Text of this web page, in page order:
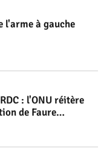
l'arme à gauche
: l'ONU réitère
de Faure